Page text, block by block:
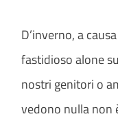
D’inverno, a
fastidioso alone
nostri genitori o
vedono nulla non